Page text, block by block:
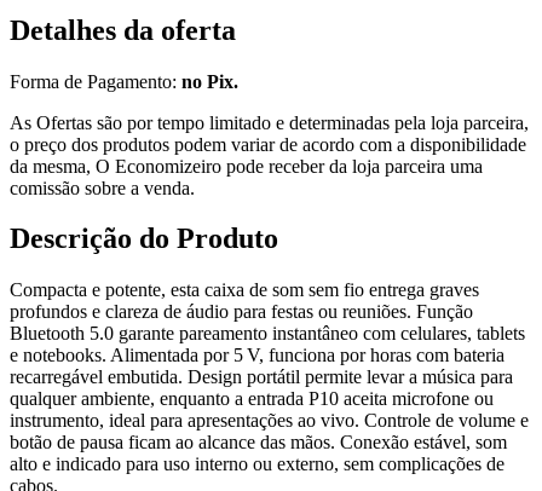
Detalhes da oferta
Forma de Pagamento: no Pix.
As Ofertas são por tempo limitado e determinadas pela loja parceira,
o preço dos produtos podem variar de acordo com a disponibilidade
da mesma, O Economizeiro pode receber da loja parceira uma
comissão sobre a venda.
Descrição do Produto
Compacta e potente, esta caixa de som sem fio entrega graves
profundos e clareza de áudio para festas ou reuniões. Função
Bluetooth 5.0 garante pareamento instantâneo com celulares, tablets
e notebooks. Alimentada por 5 V, funciona por horas com bateria
recarregável embutida. Design portátil permite levar a música para
qualquer ambiente, enquanto a entrada P10 aceita microfone ou
instrumento, ideal para apresentações ao vivo. Controle de volume e
botão de pausa ficam ao alcance das mãos. Conexão estável, som
alto e indicado para uso interno ou externo, sem complicações de
cabos.